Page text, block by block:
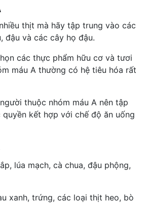
thịt mà hãy tập trung vào các
đậu và các cây họ đậu.
các thực phẩm hữu cơ và tươi
máu A thường có hệ tiêu hóa rất
thuộc nhóm máu A nên tập
kết hợp với chế độ ăn uống
lúa mạch, cà chua, đậu phộng,
xanh, trứng, các loại thịt heo, bò